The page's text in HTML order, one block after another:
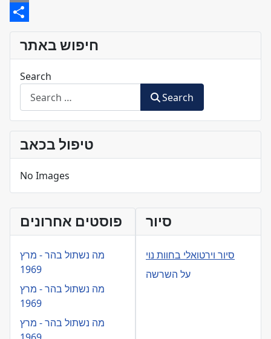
Email
Share
חיפוש באתר
Search
Search
טיפול בכאב
No Images
פוסטים אחרונים
מה נשתול בהר - מרץ
1969
מה נשתול בהר - מרץ
1969
מה נשתול בהר - מרץ
סיור
סיור וירטואלי בחוות נוי
על השרשה